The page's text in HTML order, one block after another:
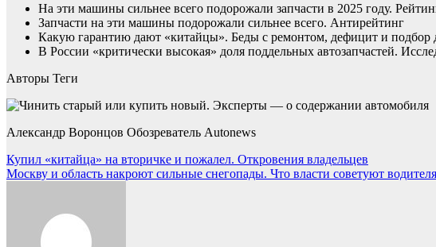
На эти машины сильнее всего подорожали запчасти в 2025 году.
Запчасти на эти машины подорожали сильнее всего. Антирейтинг
Какую гарантию дают «китайцы». Беды с ремонтом, дефицит и подбор
В России «критически высокая» доля поддельных автозапчастей.
Авторы Теги
Александр Воронцов Обозреватель Autonews
Навигация
по
Купил «китайца» на вторичке и пожалел. Откровения владельцев
Москву и область накроют сильные снегопады. Что власти советуют